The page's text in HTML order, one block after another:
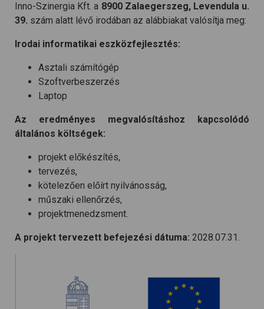
Inno-Szinergia Kft. a 8900 Zalaegerszeg, Levendula u.
39. szám alatt lévő irodában az alábbiakat valósítja meg:
Irodai informatikai eszközfejlesztés:
Asztali számítógép
Szoftverbeszerzés
Laptop
Az eredményes megvalósításhoz kapcsolódó
általános költségek:
projekt előkészítés,
tervezés,
kötelezően előírt nyilvánosság,
műszaki ellenőrzés,
projektmenedzsment.
A projekt tervezett befejezési dátuma: 2028.07.31.